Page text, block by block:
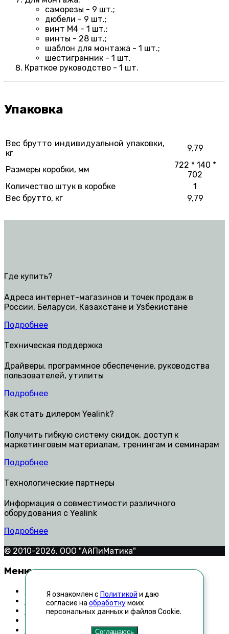
саморезы - 9 шт.;
дюбели - 9 шт.;
винт М4 - 1 шт.;
винты - 28 шт.;
шаблон для монтажа - 1 шт.;
шестигранник - 1 шт.
Краткое руководство - 1 шт.
Упаковка
Вес брутто индивидуальной упаковки,
кг
9,79
Размеры коробки, мм
722 * 140 *
702
Количество штук в коробке
1
Вес брутто, кг
9,79
Где купить?
Адреса интернет-магазинов и точек продаж в
России, Беларуси, Казахстане и Узбекистане
Подробнее
Техническая поддержка
Драйверы, программное обеспечение, руководства
пользователей, утилиты
Подробнее
Как стать дилером Yealink?
Получить гибкую систему скидок, доступ к
маркетинговым материалам, тренингам и семинарам
Подробнее
Технологические партнеры
Информация о совместимости различного
оборудования с Yealink
Подробнее
© 2010-2026, ООО "АйПиМатика"
Меню
Контакты
Техническая поддержка
Как стать дилером
Я ознакомлен с Политикой и даю
согласие на обработкумоих
персональных данных и файлов Cookie.
Соглашаюсь